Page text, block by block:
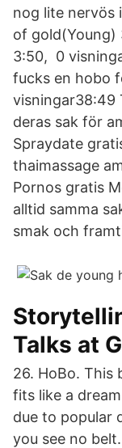
nog lite nervös
of gold(Young)
3:50, 0
fucks en hobo
visningar38:49
deras sak för
Spraydate
thaimassage
Pornos gratis
alltid samma
smak och
Talks at
26. HoBo. This
fits like a
due to popular
you see no